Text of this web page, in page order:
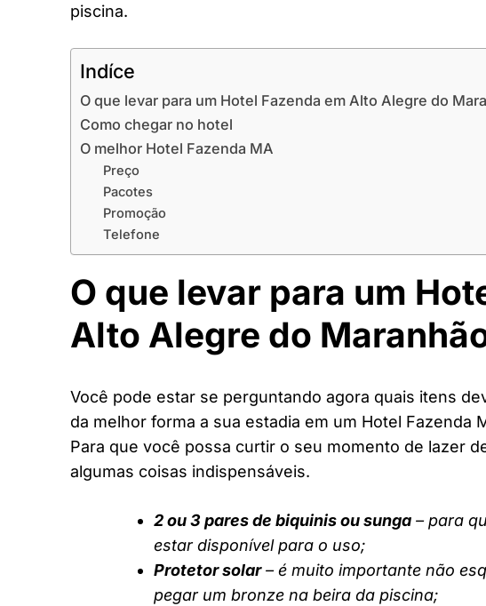
piscina.
Indíce
O que levar para um Hotel Fazenda em Alto Alegre do
Como chegar no hotel
O melhor Hotel Fazenda MA
Preço
Pacotes
Promoção
Telefone
O que levar para um
Alto Alegre do
Você pode estar se perguntando agora quais itens
da melhor forma a sua estadia em um Hotel Fazenda
Para que você possa curtir o seu momento de lazer
algumas coisas indispensáveis.
2 ou 3 pares de biquinis ou sunga – para
estar disponível para o uso;
Protetor solar– é muito importante não
pegar um bronze na beira da piscina;